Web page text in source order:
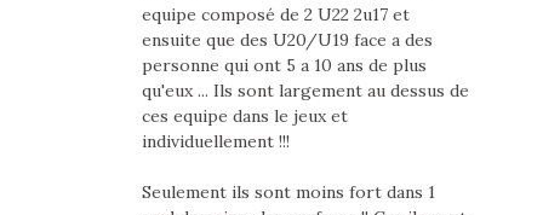
equipe composé de 2 U22 2u17 et
ensuite que des U20/U19 face a des
personne qui ont 5 a 10 ans de plus
qu'eux ... Ils sont largement au dessus de
ces equipe dans le jeux et
individuellement !!!
Seulement ils sont moins fort dans 1